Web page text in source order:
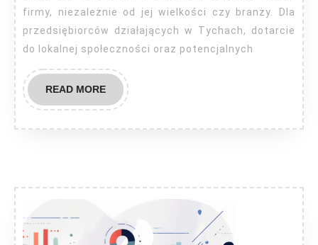
firmy, niezależnie od jej wielkości czy branży. Dla
przedsiębiorców działających w Tychach, dotarcie
do lokalnej społeczności oraz potencjalnych
READ MOREREAD
MORE